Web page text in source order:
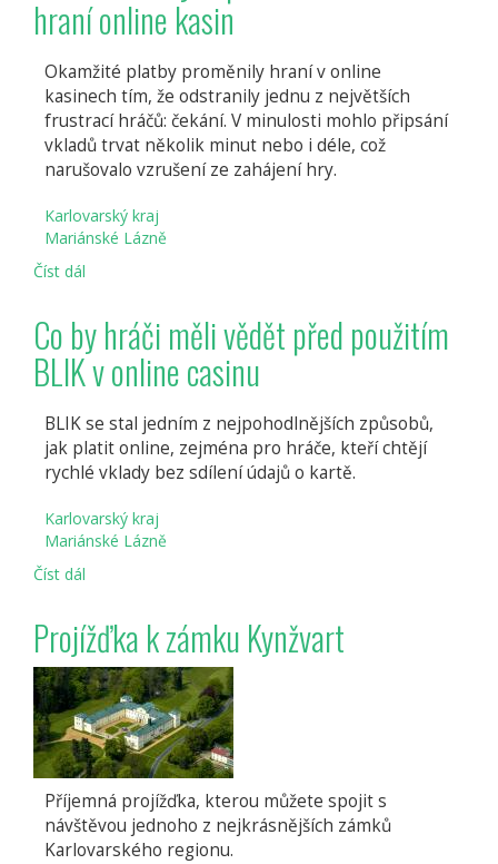
pro
výběr
než
na
výši
bonusu
v
hazardních
hrách
hraní online kasin
Okamžité platby proměnily hraní v online
kasinech tím, že odstranily jednu z největších
frustrací hráčů: čekání. V minulosti mohlo připsání
vkladů trvat několik minut nebo i déle, což
narušovalo vzrušení ze zahájení hry.
Karlovarský kraj
Mariánské Lázně
Číst dál
v
moderním
hraní
kasin
Co by hráči měli vědět před použitím
BLIK v online casinu
BLIK se stal jedním z nejpohodlnějších způsobů,
jak platit online, zejména pro hráče, kteří chtějí
rychlé vklady bez sdílení údajů o kartě.
Karlovarský kraj
Mariánské Lázně
Číst dál
měli
vědět
před
použitím
BLIK
v
online
casinu
Projížďka k zámku Kynžvart
Příjemná projížďka, kterou můžete spojit s
návštěvou jednoho z nejkrásnějších zámků
Karlovarského regionu.